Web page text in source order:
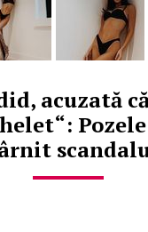
acuzată